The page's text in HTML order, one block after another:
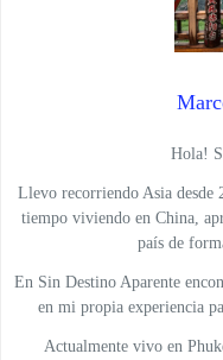
Hola!
Llevo recorriendo Asia desde
tiempo viviendo en China,
país de
En Sin Destino Aparente
en mi propia experiencia
Actualmente vivo en